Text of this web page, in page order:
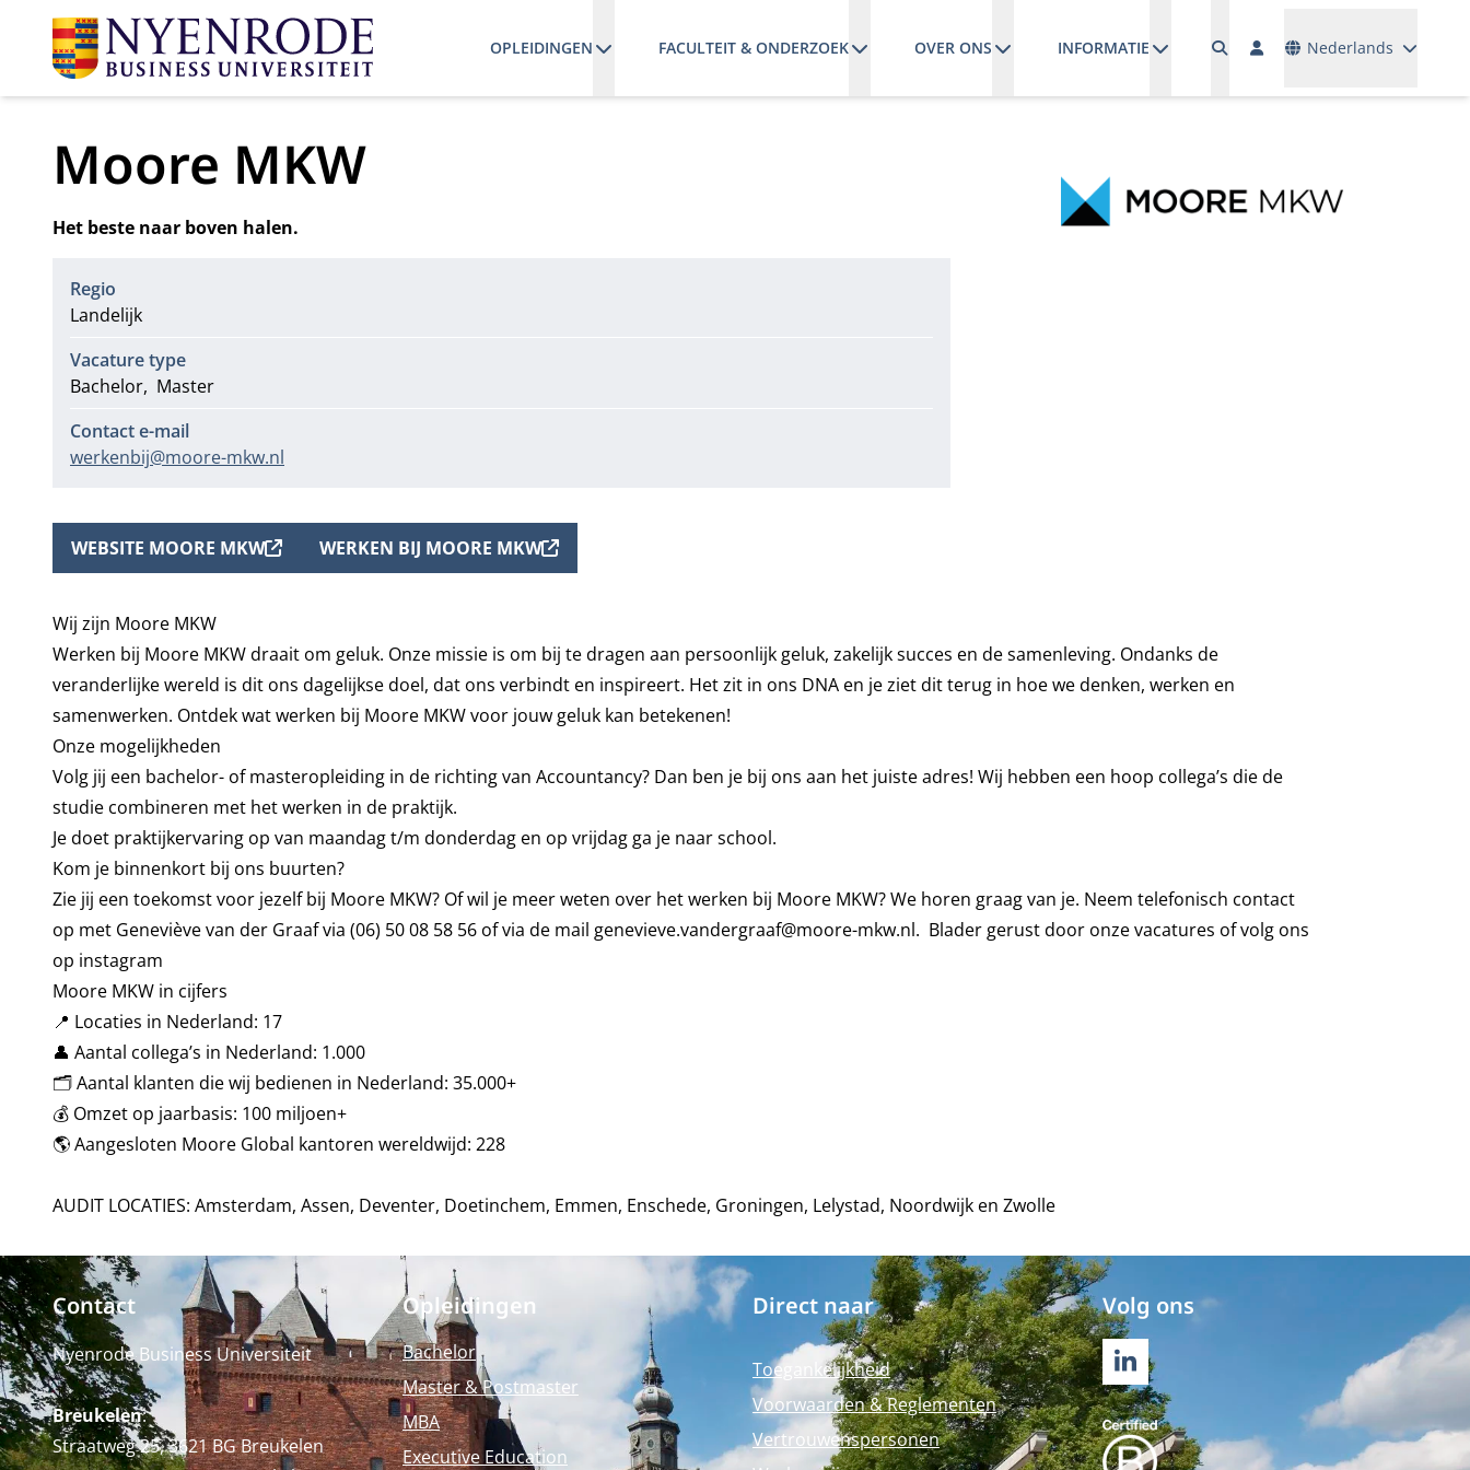
OPLEIDINGEN FACULTEIT & ONDERZOEK OVER ONS INFORMATIE Nederlands
Moore MKW
Het beste naar boven halen.
Regio
Landelijk
Vacature type
Bachelor Master
Contact e-mail
werkenbij@moore-mkw.nl
WEBSITE MOORE MKW WERKEN BIJ MOORE MKW
Wij zijn Moore MKW
Werken bij Moore MKW draait om geluk. Onze missie is om bij te dragen aan persoonlijk geluk, zakelijk succes en de samenleving. Ondanks de
veranderlijke wereld is dit ons dagelijkse doel, dat ons verbindt en inspireert. Het zit in ons DNA en je ziet dit terug in hoe we denken, werken en
samenwerken. Ontdek wat werken bij Moore MKW voor jouw geluk kan betekenen!
Onze mogelijkheden
Volg jij een bachelor- of masteropleiding in de richting van Accountancy? Dan ben je bij ons aan het juiste adres! Wij hebben een hoop collega’s die de
studie combineren met het werken in de praktijk.
Je doet praktijkervaring op van maandag t/m donderdag en op vrijdag ga je naar school.
Kom je binnenkort bij ons buurten?
Zie jij een toekomst voor jezelf bij Moore MKW? Of wil je meer weten over het werken bij Moore MKW? We horen graag van je. Neem telefonisch contact
op met Geneviève van der Graaf via (06) 50 08 58 56 of via de mail genevieve.vandergraaf@moore-mkw.nl. Blader gerust door onze vacatures of volg ons
op instagram
Moore MKW in cijfers
📍 Locaties in Nederland: 17
👤 Aantal collega’s in Nederland: 1.000
🗂️ Aantal klanten die wij bedienen in Nederland: 35.000+
💰 Omzet op jaarbasis: 100 miljoen+
🌎 Aangesloten Moore Global kantoren wereldwijd: 228
AUDIT LOCATIES: Amsterdam, Assen, Deventer, Doetinchem, Emmen, Enschede, Groningen, Lelystad, Noordwijk en Zwolle
Contact
Nyenrode Business Universiteit
Breukelen:
Straatweg 25, 3621 BG Breukelen
Opleidingen
Bachelor
Master & Postmaster
MBA
Executive Education
Direct naar
Toegankelijkheid
Voorwaarden & Reglementen
Vertrouwenspersonen
Volg ons
LINKEDIN